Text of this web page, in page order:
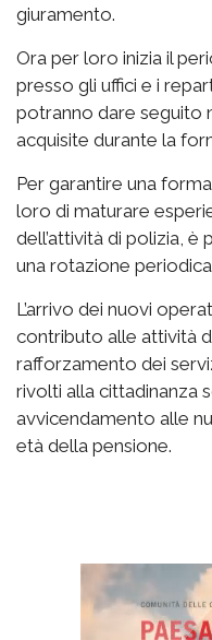
giuramento.
Ora per loro inizia il
presso gli uffici e i
potranno dare seguito
acquisite durante la
Per garantire una
loro di maturare
dell’attività di polizia, è
una rotazione
L’arrivo dei nuovi
contributo alle attività
rafforzamento dei
rivolti alla cittadinanza
avvicendamento alle
età della pensione.